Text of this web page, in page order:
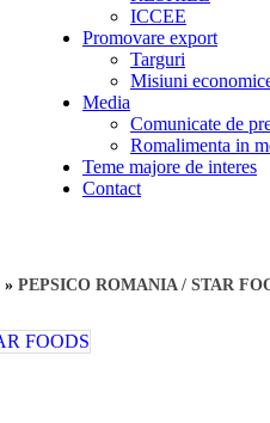
ICCEE
Promovare export
Targuri
Misiuni
Media
Comunicate de
Romalimenta in
Teme majore de interes
Contact
» PEPSICO ROMANIA / STAR